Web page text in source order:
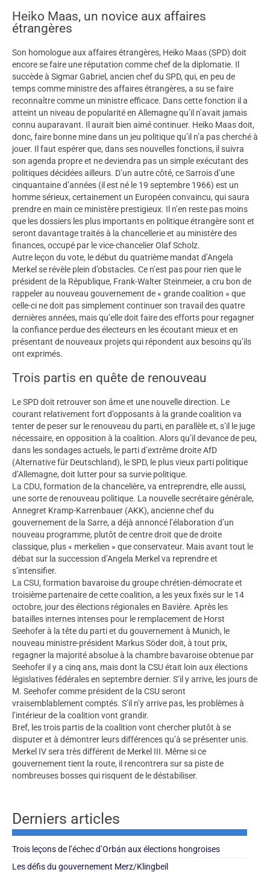
Heiko Maas, un novice aux affaires
étrangères
Son homologue aux affaires étrangères, Heiko Maas (SPD) doit
encore se faire une réputation comme chef de la diplomatie. Il
succède à Sigmar Gabriel, ancien chef du SPD, qui, en peu de
temps comme ministre des affaires étrangères, a su se faire
reconnaître comme un ministre efficace. Dans cette fonction il a
atteint un niveau de popularité en Allemagne qu’il n’avait jamais
connu auparavant. Il aurait bien aimé continuer. Heiko Maas doit,
donc, faire bonne mine dans un jeu politique qu’il n’a pas cherché à
jouer. Il faut espérer que, dans ses nouvelles fonctions, il suivra
son agenda propre et ne deviendra pas un simple exécutant des
politiques décidées ailleurs. D’un autre côté, ce Sarrois d’une
cinquantaine d’années (il est né le 19 septembre 1966) est un
homme sérieux, certainement un Européen convaincu, qui saura
prendre en main ce ministère prestigieux. Il n’en reste pas moins
que les dossiers les plus importants en politique étrangère sont et
seront davantage traités à la chancellerie et au ministère des
finances, occupé par le vice-chancelier Olaf Scholz.
Autre leçon du vote, le début du quatrième mandat d’Angela
Merkel se révèle plein d’obstacles. Ce n’est pas pour rien que le
président de la République, Frank-Walter Steinmeier, a cru bon de
rappeler au nouveau gouvernement de « grande coalition » que
celle-ci ne doit pas simplement continuer son travail des quatre
dernières années, mais qu’elle doit faire des efforts pour regagner
la confiance perdue des électeurs en les écoutant mieux et en
présentant de nouveaux projets qui répondent aux besoins qu’ils
ont exprimés.
Trois partis en quête de renouveau
Le SPD doit retrouver son âme et une nouvelle direction. Le
courant relativement fort d’opposants à la grande coalition va
tenter de peser sur le renouveau du parti, en parallèle et, s’il le juge
nécessaire, en opposition à la coalition. Alors qu’il devance de peu,
dans les sondages actuels, le parti d’extrême droite AfD
(Alternative für Deutschland), le SPD, le plus vieux parti politique
d’Allemagne, doit lutter pour sa survie politique.
La CDU, formation de la chancelière, va entreprendre, elle aussi,
une sorte de renouveau politique. La nouvelle secrétaire générale,
Annegret Kramp-Karrenbauer (AKK), ancienne chef du
gouvernement de la Sarre, a déjà annoncé l’élaboration d’un
nouveau programme, plutôt de centre droit que de droite
classique, plus « merkelien » que conservateur. Mais avant tout le
débat sur la succession d’Angela Merkel va reprendre et
s’intensifier.
La CSU, formation bavaroise du groupe chrétien-démocrate et
troisième partenaire de cette coalition, a les yeux fixés sur le 14
octobre, jour des élections régionales en Bavière. Après les
batailles internes intenses pour le remplacement de Horst
Seehofer à la tête du parti et du gouvernement à Munich, le
nouveau ministre-président Markus Söder doit, à tout prix,
regagner la majorité absolue à la chambre bavaroise obtenue par
Seehofer il y a cinq ans, mais dont la CSU était loin aux élections
législatives fédérales en septembre dernier. S’il y arrive, les jours de
M. Seehofer comme président de la CSU seront
vraisemblablement comptés. S’il n’y arrive pas, les problèmes à
l’intérieur de la coalition vont grandir.
Bref, les trois partis de la coalition vont chercher plutôt à se
disputer et à démontrer leurs différences qu’à se présenter unis.
Merkel IV sera très différent de Merkel III. Même si ce
gouvernement tient la route, il rencontrera sur sa piste de
nombreuses bosses qui risquent de le déstabiliser.
Derniers articles
Trois leçons de l’échec d’Orbán aux élections hongroises
Les défis du gouvernement Merz/Klingbeil